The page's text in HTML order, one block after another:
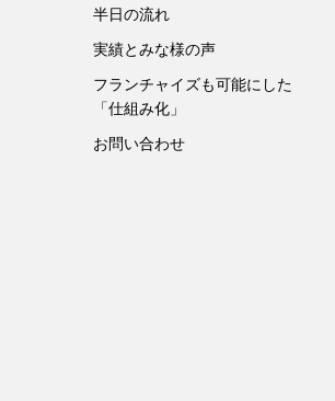
半日の流れ
実績とみな様の声
フランチャイズも可能にした
「仕組み化」
お問い合わせ